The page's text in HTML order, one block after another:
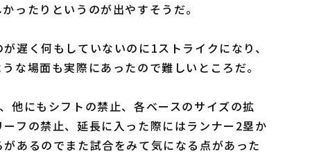
ったりというのが出やすそうだ。
遅く何もしていないのに1ストライクになり、
な場面も実際にあったので難しいところだ。
他にもシフトの禁止、各ベースのサイズの拡
フの禁止、延長に入った際にはランナー2塁か
あるのでまた試合をみて気になる点があった